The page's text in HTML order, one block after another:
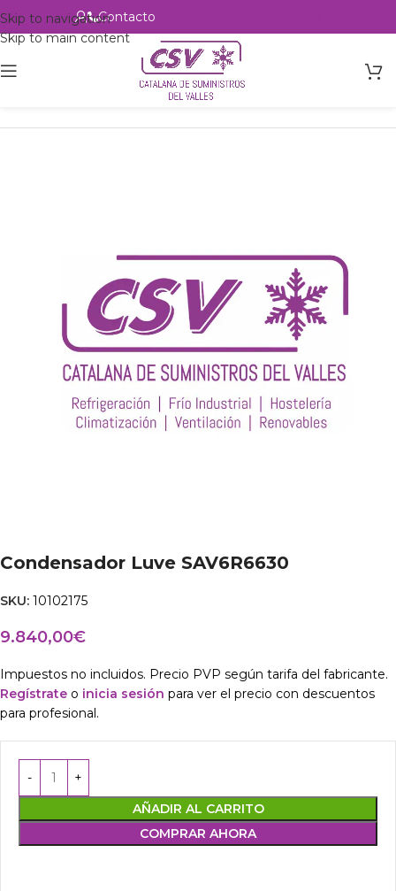
Skip to navigation
Skip to main content
Contacto
Intercambio
Condensador Luve SAV6R6630
SKU: 10102175
9.840,00€
Impuestos no incluidos. Precio PVP según tarifa del fabricante.
Regístrate o inicia sesión para ver el precio con descuentos
para profesional.
AÑADIR AL CARRITO
COMPRAR AHORA